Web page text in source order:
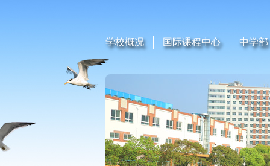
学校概况 国际课程中心 中学部